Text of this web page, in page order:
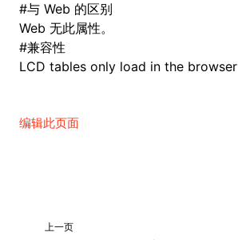
#与 Web 的区别
Web 无此属性。
#兼容性
LCD tables only load in the browser
编辑此页面
上一页